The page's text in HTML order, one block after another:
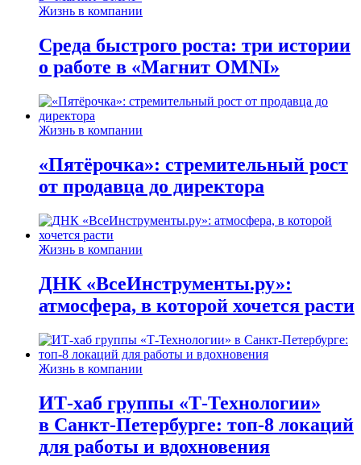
Жизнь в компании
Среда быстрого роста: три истории
о работе в «Магнит OMNI»
Жизнь в компании
«Пятёрочка»: стремительный рост
от продавца до директора
Жизнь в компании
ДНК «ВсеИнструменты.ру»:
атмосфера, в которой хочется расти
Жизнь в компании
ИТ-хаб группы «Т-Технологии»
в Санкт-Петербурге: топ-8 локаций
для работы и вдохновения